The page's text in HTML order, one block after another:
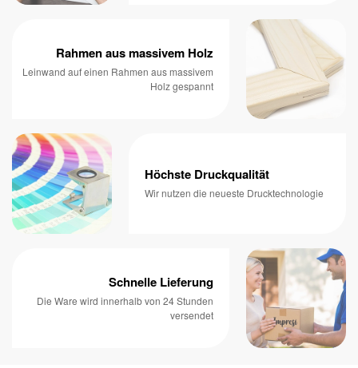
Rahmen aus massivem Holz
Leinwand auf einen Rahmen aus massivem
Holz gespannt
Höchste Druckqualität
Wir nutzen die neueste Drucktechnologie
Schnelle Lieferung
Die Ware wird innerhalb von 24 Stunden
versendet